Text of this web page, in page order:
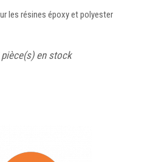
les résines époxy et polyester
en stock